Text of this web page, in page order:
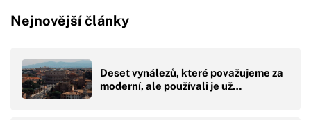
Nejnovější články
Deset vynálezů, které považujeme za
moderní, ale používali je už…